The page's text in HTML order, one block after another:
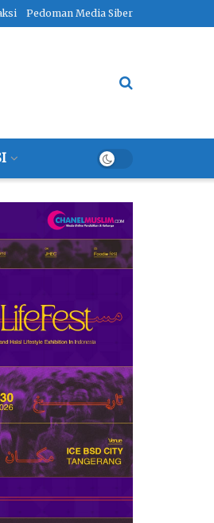
Pedoman Media Siber